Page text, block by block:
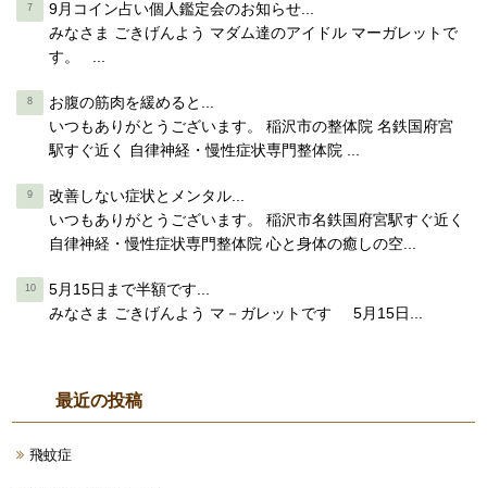
9月コイン占い個人鑑定会のお知らせ...
みなさま ごきげんよう マダム達のアイドル マーガレットで
す。 ...
お腹の筋肉を緩めると...
いつもありがとうございます。 稲沢市の整体院 名鉄国府宮
駅すぐ近く 自律神経・慢性症状専門整体院 ...
改善しない症状とメンタル...
いつもありがとうございます。 稲沢市名鉄国府宮駅すぐ近く
自律神経・慢性症状専門整体院 心と身体の癒しの空...
5月15日まで半額です...
みなさま ごきげんよう マ－ガレットです 5月15日...
最近の投稿
飛蚊症